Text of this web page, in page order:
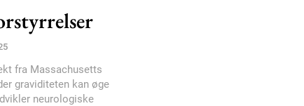
Member full access
100DKK
fra Massachusetts
graviditeten kan øge
neurologiske